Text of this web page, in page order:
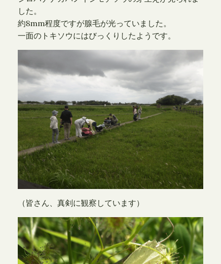
した。
約8mm程度ですが腺毛が光っていました。
一面のトキソウにはびっくりしたようです。
（皆さん、真剣に観察しています）